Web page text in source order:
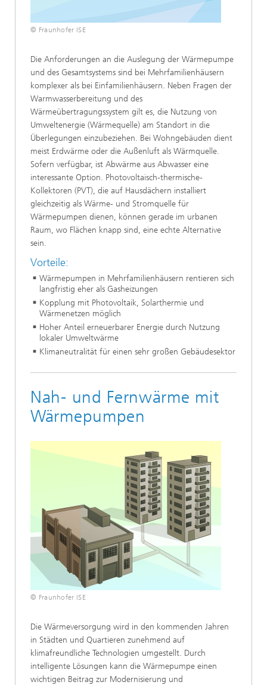
© Fraunhofer ISE
Die Anforderungen an die Auslegung der Wärmepumpe
und des Gesamtsystems sind bei Mehrfamilienhäusern
komplexer als bei Einfamilienhäusern. Neben Fragen der
Warmwasserbereitung und des
Wärmeübertragungssystem gilt es, die Nutzung von
Umweltenergie (Wärmequelle) am Standort in die
Überlegungen einzubeziehen. Bei Wohngebäuden dient
meist Erdwärme oder die Außenluft als Wärmquelle.
Sofern verfügbar, ist Abwärme aus Abwasser eine
interessante Option. Photovoltaisch-thermische-
Kollektoren (PVT), die auf Hausdächern installiert
gleichzeitig als Wärme- und Stromquelle für
Wärmepumpen dienen, können gerade im urbanen
Raum, wo Flächen knapp sind, eine echte Alternative
sein.
Vorteile:
Wärmepumpen in Mehrfamilienhäusern rentieren sich
langfristig eher als Gasheizungen
Kopplung mit Photovoltaik, Solarthermie und
Wärmenetzen möglich
Hoher Anteil erneuerbarer Energie durch Nutzung
lokaler Umweltwärme
Klimaneutralität für einen sehr großen Gebäudesektor
Nah- und Fernwärme mit
Wärmepumpen
© Fraunhofer ISE
Die Wärmeversorgung wird in den kommenden Jahren
in Städten und Quartieren zunehmend auf
klimafreundliche Technologien umgestellt. Durch
intelligente Lösungen kann die Wärmepumpe einen
wichtigen Beitrag zur Modernisierung und